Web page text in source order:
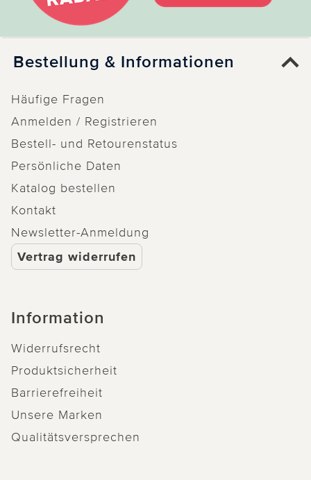
Bestellung & Informationen
Häufige Fragen
Anmelden / Registrieren
Bestell- und Retourenstatus
Persönliche Daten
Katalog bestellen
Kontakt
Newsletter-Anmeldung
Vertrag widerrufen
Information
Widerrufsrecht
Produktsicherheit
Barrierefreiheit
Unsere Marken
Qualitätsversprechen